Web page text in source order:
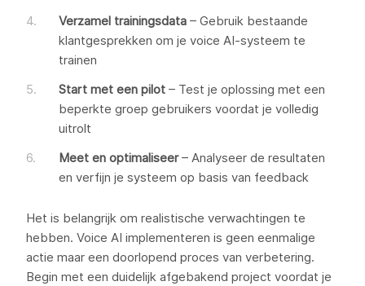
Verzamel trainingsdata – Gebruik bestaande
klantgesprekken om je voice AI-systeem te
trainen
Start met een pilot – Test je oplossing met een
beperkte groep gebruikers voordat je volledig
uitrolt
Meet en optimaliseer– Analyseer de resultaten
en verfijn je systeem op basis van feedback
Het is belangrijk om realistische verwachtingen te
hebben. Voice AI implementeren is geen eenmalige
actie maar een doorlopend proces van verbetering.
Begin met een duidelijk afgebakend project voordat je